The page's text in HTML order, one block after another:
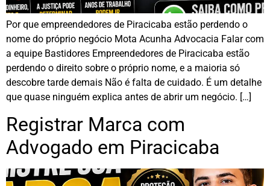
Por que empreendedores de Piracicaba estão perdendo o
nome do próprio negócio Mota Acunha Advocacia Falar com
a equipe Bastidores Empreendedores de Piracicaba estão
perdendo o direito sobre o próprio nome, e a maioria só
descobre tarde demais Não é falta de cuidado. É um detalhe
que quase ninguém explica antes de abrir um negócio. […]
Registrar Marca com
Advogado em Piracicaba